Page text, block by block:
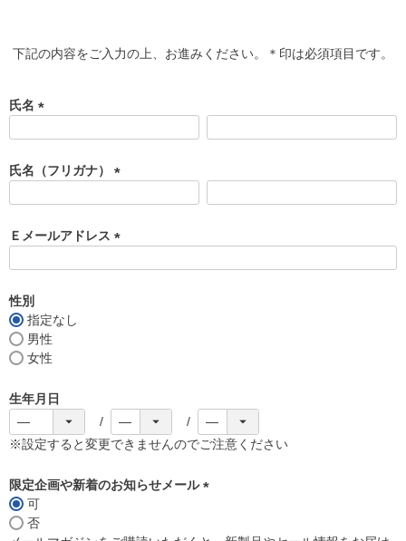
下記の内容をご入力の上、お進みください。＊印は必須項目です。
氏名
須
)
氏名（フリガナ）
須
)
Ｅメールアドレス
性別
指定なし
男性
女性
生年月日
※設定すると変更できませんのでご注意ください
限定企画や新着のお知らせメール
可
否